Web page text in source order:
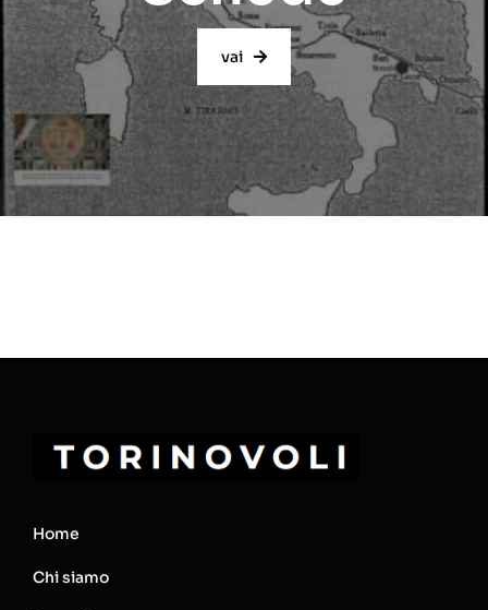
vai
Home
Chi siamo